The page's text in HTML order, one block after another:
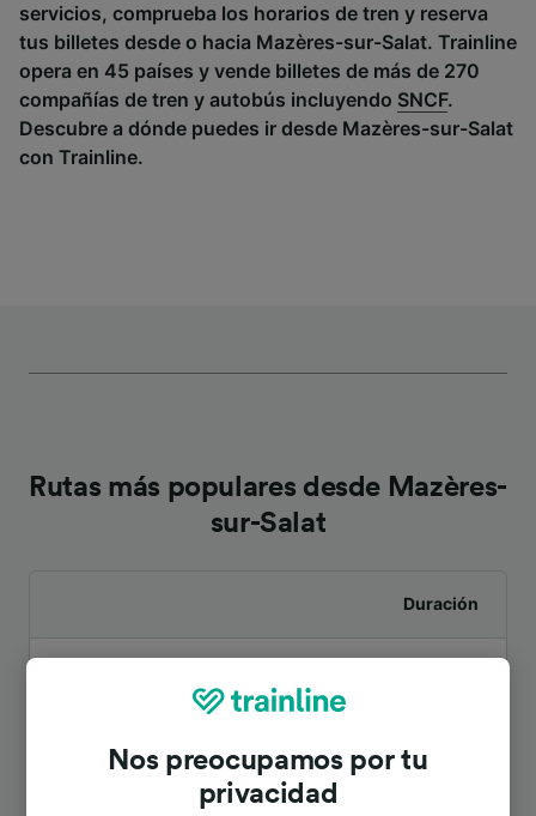
servicios, comprueba los horarios de tren y reserva
tus billetes desde o hacia Mazères-sur-Salat. Trainline
opera en 45 países y vende billetes de más de 270
compañías de tren y autobús incluyendo SNCF.
Descubre a dónde puedes ir desde Mazères-sur-Salat
con Trainline.
Rutas más populares desde Mazères-
sur-Salat
Duración
A Tolosa (Francia)
Nos preocupamos por tu
privacidad